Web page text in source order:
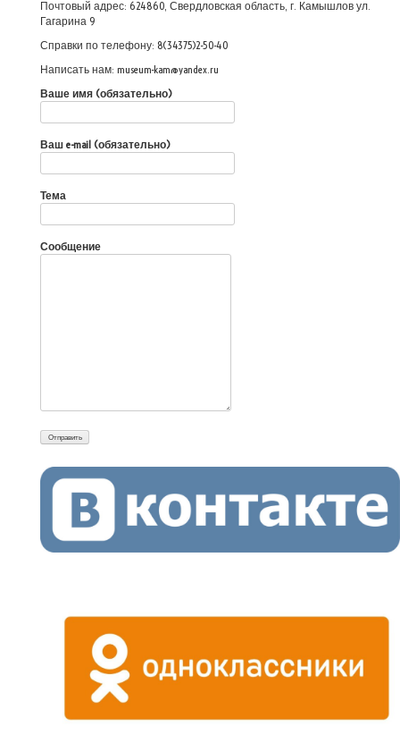
Почтовый адрес: 624860, Свердловская область, г. Камышлов ул.
Гагарина 9
Справки по телефону: 8(34375)2-50-40
Написать нам: museum-kam@yandex.ru
Ваше имя (обязательно)
Ваш e-mail (обязательно)
Тема
Сообщение